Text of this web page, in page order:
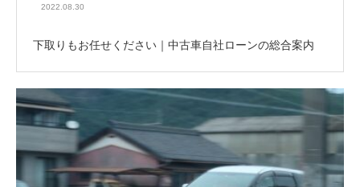
2022.08.30
下取りもお任せください｜中古車自社ローンの総合案内